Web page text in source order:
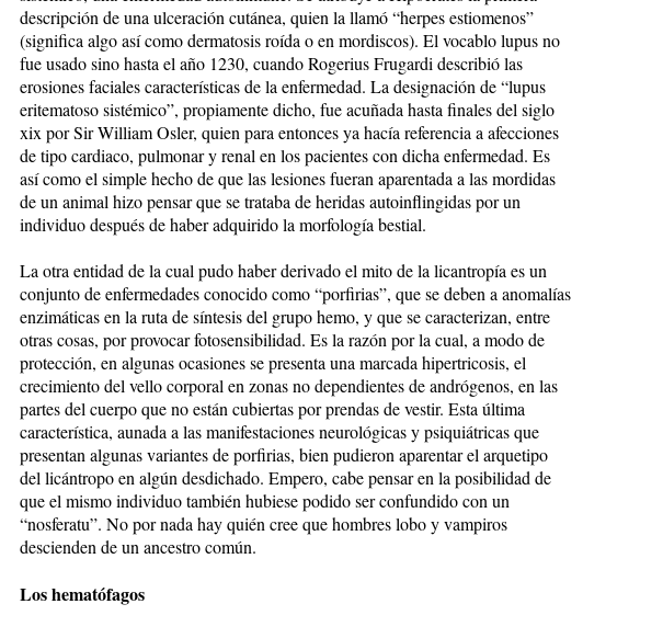
descripción de una ulceración cutánea, quien la llamó “herpes estiomenos”
(significa algo así como dermatosis roída o en mordiscos). El vocablo lupus no
fue usado sino hasta el año 1230, cuando Rogerius Frugardi describió las
erosiones faciales características de la enfermedad. La designación de “lupus
eritematoso sistémico”, propiamente dicho, fue acuñada hasta finales del siglo
xix por Sir William Osler, quien para entonces ya hacía referencia a afecciones
de tipo cardiaco, pulmonar y renal en los pacientes con dicha enfermedad. Es
así como el simple hecho de que las lesiones fueran aparentada a las mordidas
de un animal hizo pensar que se trataba de heridas autoinflingidas por un
individuo después de haber adquirido la morfología bestial.
La otra entidad de la cual pudo haber derivado el mito de la licantropía es un
conjunto de enfermedades conocido como “porfirias”, que se deben a anomalías
enzimáticas en la ruta de síntesis del grupo hemo, y que se caracterizan, entre
otras cosas, por provocar fotosensibilidad. Es la razón por la cual, a modo de
protección, en algunas ocasiones se presenta una marcada hipertricosis, el
crecimiento del vello corporal en zonas no dependientes de andrógenos, en las
partes del cuerpo que no están cubiertas por prendas de vestir. Esta última
característica, aunada a las manifestaciones neurológicas y psiquiátricas que
presentan algunas variantes de porfirias, bien pudieron aparentar el arquetipo
del licántropo en algún desdichado. Empero, cabe pensar en la posibilidad de
que el mismo individuo también hubiese podido ser confundido con un
“nosferatu”. No por nada hay quién cree que hombres lobo y vampiros
descienden de un ancestro común.
Los hematófagos